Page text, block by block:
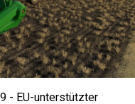
- EU-unterstützter